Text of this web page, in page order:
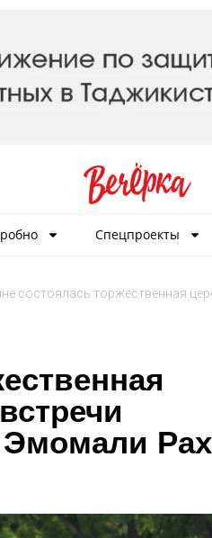
Спецпроекты
состоялась торжественная
Эмомали